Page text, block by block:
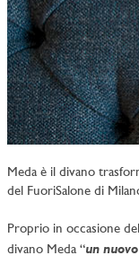
Meda è il divano
del FuoriSalone di
Proprio in occasione
divano Meda “un